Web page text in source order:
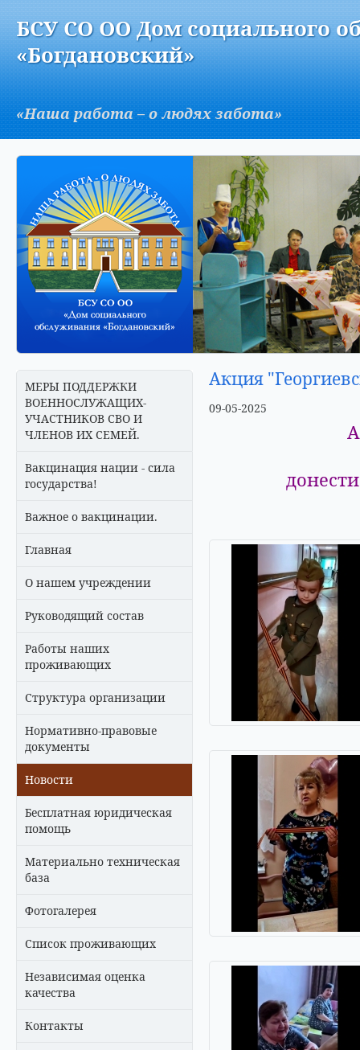
AБСУ СО ОО Дом социального
«Богдановский»
«Наша работа – о людях забота»
МЕРЫ ПОДДЕРЖКИ
ВОЕННОСЛУЖАЩИХ-
УЧАСТНИКОВ СВО И
ЧЛЕНОВ ИХ СЕМЕЙ.
Вакцинация нации - сила
государства!
Важное о вакцинации.
Главная
О нашем учреждении
Руководящий состав
Работы наших
проживающих
Структура организации
Нормативно-правовые
документы
Новости
Бесплатная юридическая
помощь
Материально техническая
база
Фотогалерея
Список проживающих
Независимая оценка
качества
Контакты
Акция
09-05-2025